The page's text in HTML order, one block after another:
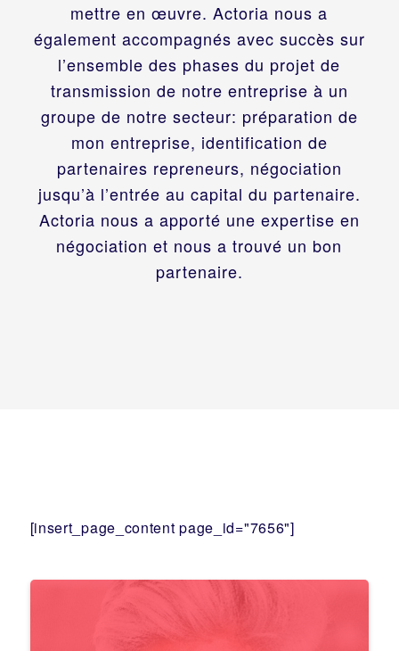
mettre en œuvre. Actoria nous a
également accompagnés avec succès sur
l’ensemble des phases du projet de
transmission de notre entreprise à un
groupe de notre secteur: préparation de
mon entreprise, identification de
partenaires repreneurs, négociation
jusqu’à l’entrée au capital du partenaire.
Actoria nous a apporté une expertise en
négociation et nous a trouvé un bon
partenaire.
[insert_page_content page_id="7656"]